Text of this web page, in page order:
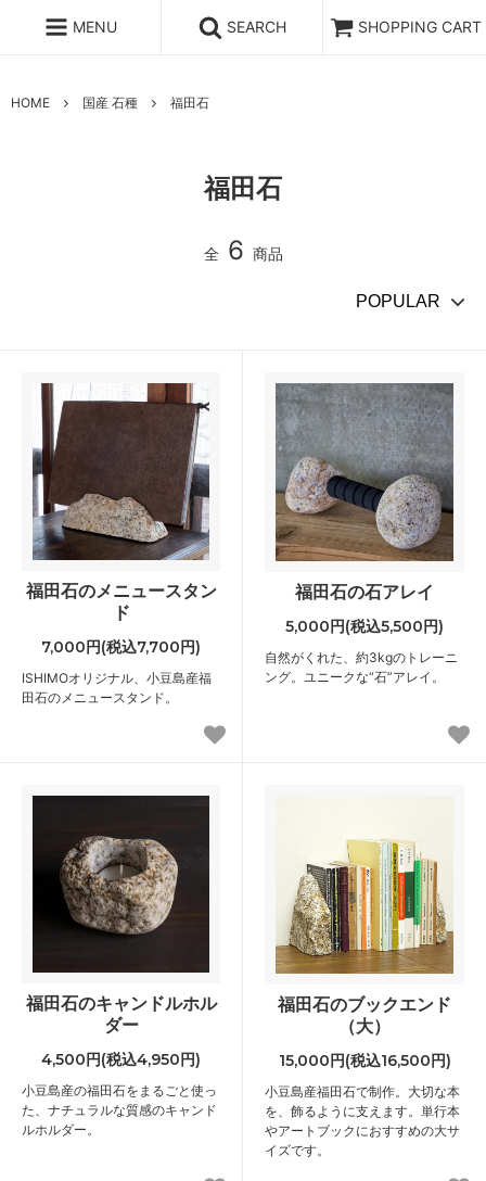
MENU SEARCH SHOPPING CART
HOME 国産 石種 福田石
福田石
全 6 商品
福田石のメニュースタン
ド
7,000円(税込7,700円)
ISHIMOオリジナル、小豆島産福
田石のメニュースタンド。
福田石の石アレイ
5,000円(税込5,500円)
自然がくれた、約3kgのトレーニ
ング。ユニークな“石”アレイ。
福田石のキャンドルホル
ダー
4,500円(税込4,950円)
小豆島産の福田石をまるごと使っ
た、ナチュラルな質感のキャンド
ルホルダー。
福田石のブックエンド
（大）
15,000円(税込16,500円)
小豆島産福田石で制作。大切な本
を、飾るように支えます。単行本
やアートブックにおすすめの大サ
イズです。